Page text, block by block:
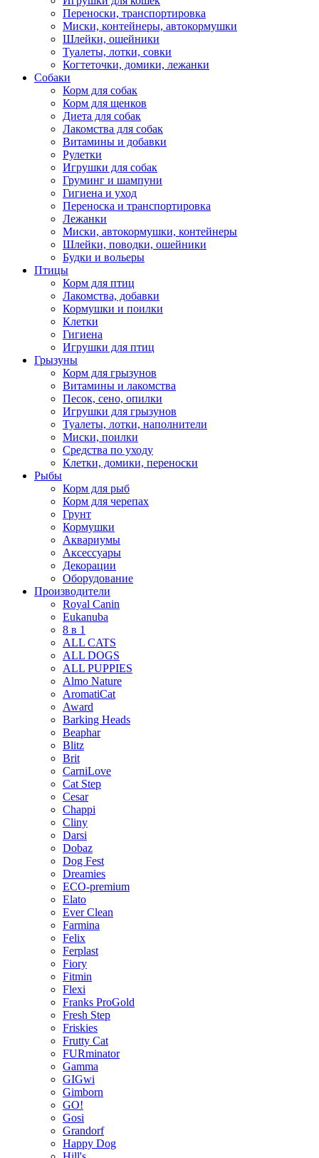
Переноски, транспортировка
Миски, контейнеры, автокормушки
Шлейки, ошейники
Туалеты, лотки, совки
Когтеточки, домики, лежанки
Собаки
Корм для собак
Корм для щенков
Диета для собак
Лакомства для собак
Витамины и добавки
Рулетки
Игрушки для собак
Груминг и шампуни
Гигиена и уход
Переноска и транспортировка
Лежанки
Миски, автокормушки, контейнеры
Шлейки, поводки, ошейники
Будки и вольеры
Птицы
Корм для птиц
Лакомства, добавки
Кормушки и поилки
Клетки
Гигиена
Игрушки для птиц
Грызуны
Корм для грызунов
Витамины и лакомства
Песок, сено, опилки
Игрушки для грызунов
Туалеты, лотки, наполнители
Миски, поилки
Средства по уходу
Клетки, домики, переноски
Рыбы
Корм для рыб
Корм для черепах
Грунт
Кормушки
Аквариумы
Аксессуары
Декорации
Оборудование
Производители
Royal Canin
Eukanuba
8 в 1
ALL CATS
ALL DOGS
ALL PUPPIES
Almo Nature
AromatiCat
Award
Barking Heads
Beaphar
Blitz
Brit
CarniLove
Cat Step
Cesar
Chappi
Cliny
Darsi
Dobaz
Dog Fest
Dreamies
ECO-premium
Elato
Ever Clean
Farmina
Felix
Ferplast
Fiory
Fitmin
Flexi
Franks ProGold
Fresh Step
Friskies
Frutty Cat
FURminator
Gamma
GIGwi
Gimborn
GO!
Gosi
Grandorf
Happy Dog